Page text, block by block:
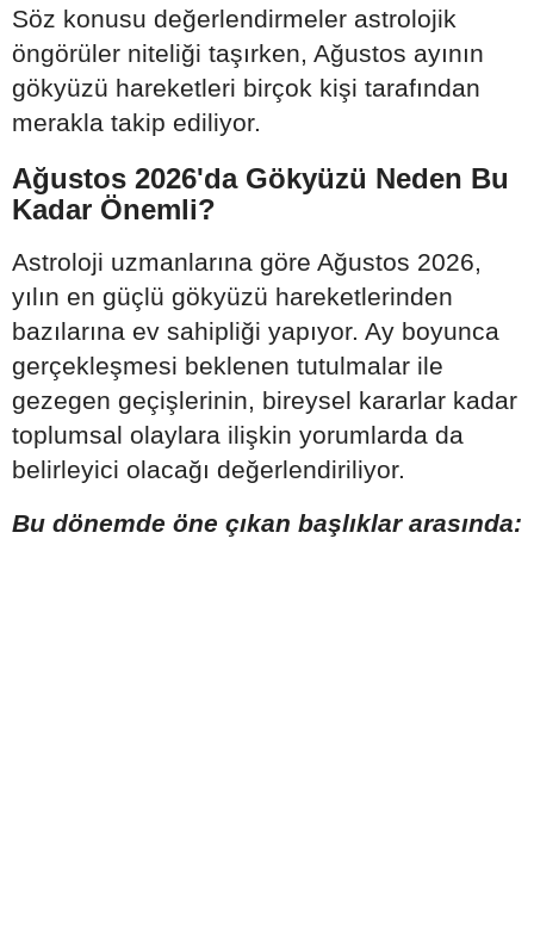
Söz konusu değerlendirmeler astrolojik
öngörüler niteliği taşırken, Ağustos ayının
gökyüzü hareketleri birçok kişi tarafından
merakla takip ediliyor.
Ağustos 2026'da Gökyüzü Neden Bu
Kadar Önemli?
Astroloji uzmanlarına göre Ağustos 2026,
yılın en güçlü gökyüzü hareketlerinden
bazılarına ev sahipliği yapıyor. Ay boyunca
gerçekleşmesi beklenen tutulmalar ile
gezegen geçişlerinin, bireysel kararlar kadar
toplumsal olaylara ilişkin yorumlarda da
belirleyici olacağı değerlendiriliyor.
Bu dönemde öne çıkan başlıklar arasında: